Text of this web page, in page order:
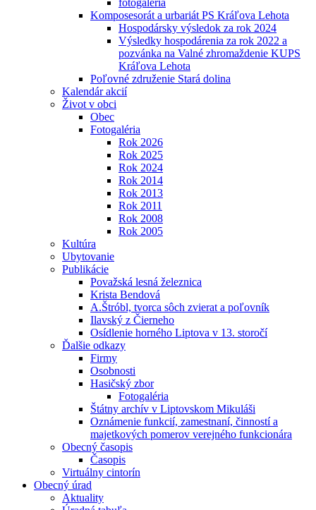
fotogaléria
Komposesorát a urbariát PS Kráľova Lehota
Hospodársky výsledok za rok 2024
Výsledky hospodárenia za rok 2022 a
pozvánka na Valné zhromaždenie KUPS
Kráľova Lehota
Poľovné združenie Stará dolina
Kalendár akcií
Život v obci
Obec
Fotogaléria
Rok 2026
Rok 2025
Rok 2024
Rok 2014
Rok 2013
Rok 2011
Rok 2008
Rok 2005
Kultúra
Ubytovanie
Publikácie
Považská lesná železnica
Krista Bendová
A.Štróbl, tvorca sôch zvierat a poľovník
Ilavský z Čierneho
Osídlenie horného Liptova v 13. storočí
Ďalšie odkazy
Firmy
Osobnosti
Hasičský zbor
Fotogaléria
Štátny archív v Liptovskom Mikuláši
Oznámenie funkcií, zamestnaní, činností a
majetkových pomerov verejného funkcionára
Obecný časopis
Časopis
Virtuálny cintorín
Obecný úrad
Aktuality